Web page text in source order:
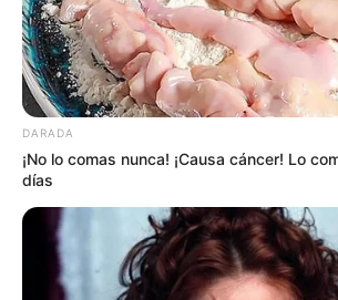
DARADA
¡No lo comas nunca! ¡Causa cáncer! Lo
días